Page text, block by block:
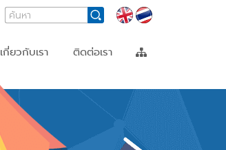
Form
เกี่ยวกับเรา ติดต่อเรา